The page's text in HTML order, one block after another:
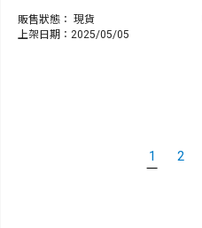
販售狀態： 現貨
上架日期：2025/05/05
1 2